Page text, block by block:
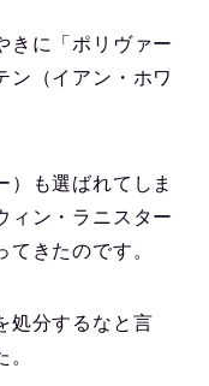
きに「ポリヴァー
ン（イアン・ホワ
）も選ばれてしま
ィン・ラニスター
てきたのです。
処分するなと言